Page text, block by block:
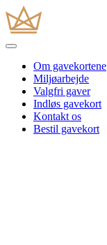
Om gavekortene
Miljøarbejde
Valgfri gaver
Indløs gavekort
Kontakt os
Bestil gavekort